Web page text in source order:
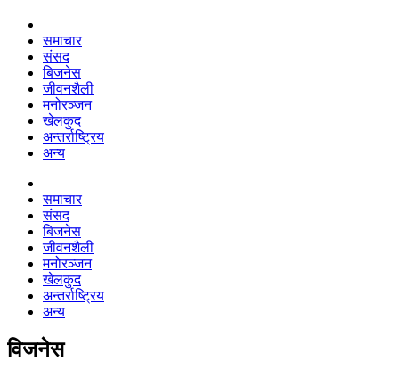
समाचार
संसद
बिजनेस
जीवनशैली
मनोरञ्जन
खेलकुद
अन्तर्राष्ट्रिय
अन्य
समाचार
संसद
बिजनेस
जीवनशैली
मनोरञ्जन
खेलकुद
अन्तर्राष्ट्रिय
अन्य
विजनेस